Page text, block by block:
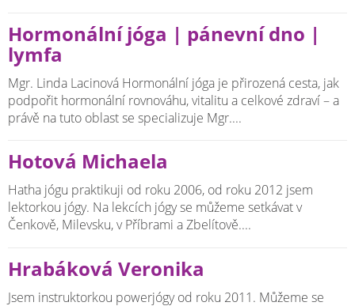
Hormonální jóga | pánevní dno |
lymfa
​Mgr. Linda Lacinová Hormonální jóga je přirozená cesta, jak
podpořit hormonální rovnováhu, vitalitu a celkové zdraví – a
právě na tuto oblast se specializuje Mgr....
Hotová Michaela
Hatha jógu praktikuji od roku 2006, od roku 2012 jsem
lektorkou jógy. Na lekcích jógy se můžeme setkávat v
Čenkově, Milevsku, v Příbrami a Zbelítově....
Hrabáková Veronika
Jsem instruktorkou powerjógy od roku 2011. Můžeme se